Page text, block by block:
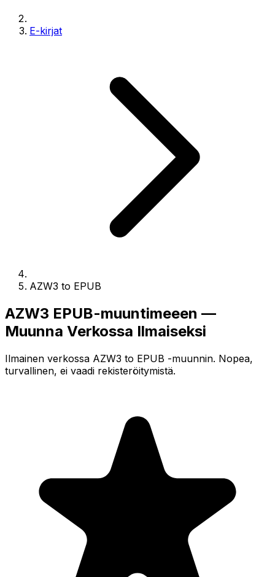
E-kirjat
AZW3 to EPUB
AZW3 EPUB-muuntimeeen —
Muunna Verkossa Ilmaiseksi
Ilmainen verkossa AZW3 to EPUB -muunnin. Nopea,
turvallinen, ei vaadi rekisteröitymistä.